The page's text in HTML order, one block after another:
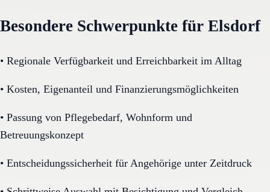
Besondere Schwerpunkte für Elsdorf
• Regionale Verfügbarkeit und Erreichbarkeit im Alltag
• Kosten, Eigenanteil und Finanzierungsmöglichkeiten
• Passung von Pflegebedarf, Wohnform und
Betreuungskonzept
• Entscheidungssicherheit für Angehörige unter Zeitdruck